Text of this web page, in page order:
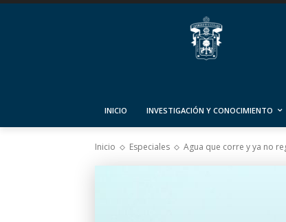
INICIO INVESTIGACIÓN Y CONOCIMIENTO
Inicio Especiales Agua que corre y ya no